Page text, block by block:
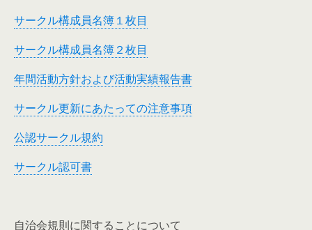
サークル構成員名簿１枚目
サークル構成員名簿２枚目
年間活動方針および活動実績報告書
サークル更新にあたっての注意事項
公認サークル規約
サークル認可書
自治会規則に関することについて